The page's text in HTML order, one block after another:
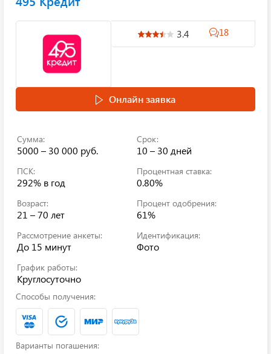
3.4 18
Онлайн заявка
Сумма:
5000 – 30 000 руб.
Срок:
10 – 30 дней
ПСК:
292% в год
Процентная ставка:
0.80%
Возраст:
21 – 70 лет
Процент одобрения:
61%
Рассмотрение анкеты:
До 15 минут
Идентификация:
Фото
График работы:
Круглосуточно
Способы получения:
Варианты погашения: